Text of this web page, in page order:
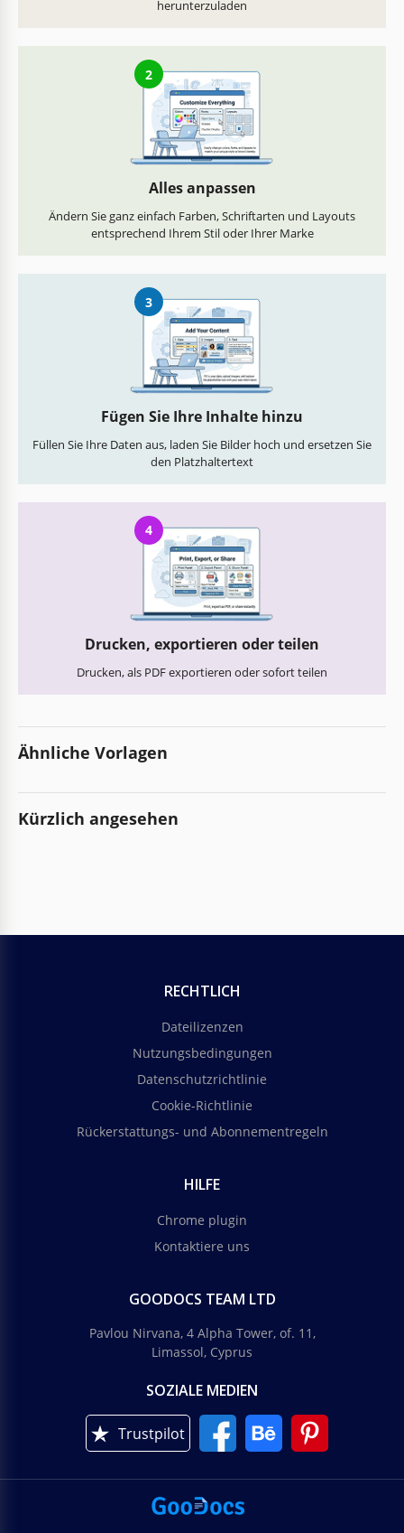
herunterzuladen
2
Alles anpassen
Ändern Sie ganz einfach Farben, Schriftarten und Layouts
entsprechend Ihrem Stil oder Ihrer Marke
3
Fügen Sie Ihre Inhalte hinzu
Füllen Sie Ihre Daten aus, laden Sie Bilder hoch und ersetzen Sie
den Platzhaltertext
4
Drucken, exportieren oder teilen
Drucken, als PDF exportieren oder sofort teilen
Ähnliche Vorlagen
Kürzlich angesehen
RECHTLICH
Dateilizenzen
Nutzungsbedingungen
Datenschutzrichtlinie
Cookie-Richtlinie
Rückerstattungs- und Abonnementregeln
HILFE
Chrome plugin
Kontaktiere uns
GOODOCS TEAM LTD
Pavlou Nirvana, 4 Alpha Tower, of. 11,
Limassol, Cyprus
SOZIALE MEDIEN
Trustpilot